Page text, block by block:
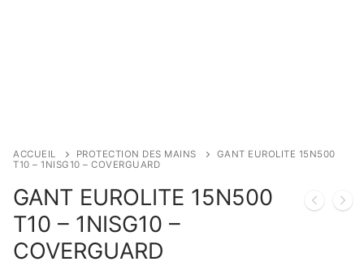
ACCUEIL PROTECTION DES MAINS
GANT EUROLITE 15N500
T10 – 1NISG10 – COVERGUARD
GANT EUROLITE 15N500
T10 – 1NISG10 –
COVERGUARD